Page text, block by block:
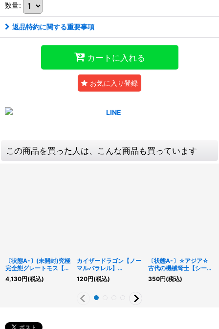
数量:
返品特約に関する重要事項
カートに入れる
お気に入り登録
この商品を買った人は、こんな商品も買っています
〔状態A-〕(未開封)究極
完全態グレートモス【ク
ォーターセンチュリーシ
ークレット】{EDC1-
4,130円(税込)
カイザードラゴン【ノー
マルパラレル】
{RD/24PR-JP004}
《RDフュージョン》
120円(税込)
〔状態A-〕☆アジア☆
古代の機械弩士【シーク
レット】{アジアLVP3-
JP016}《リンク》
350円(税込)